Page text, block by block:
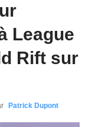
League
Rift sur
Patrick Dupont